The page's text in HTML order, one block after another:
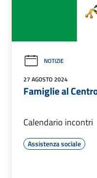
NOTIZIE
27 AGOSTO 2024
Famiglie al
Calendario incontri
Assistenza sociale